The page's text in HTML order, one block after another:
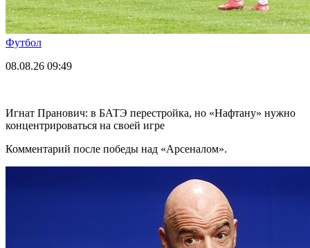
Футбол
08.08.26 09:49
Игнат Пранович: в БАТЭ перестройка, но «Нафтану» нужно
концентрироваться на своей игре
Комментарий после победы над «Арсеналом».